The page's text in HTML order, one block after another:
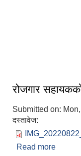
रोजगार
Submitted on:
दस्तावेज:
Read more